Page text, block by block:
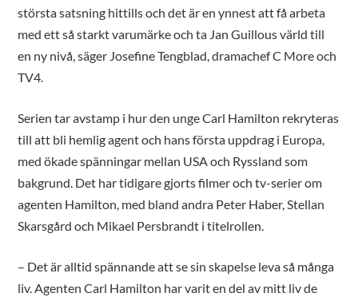
största satsning hittills och det är en ynnest att få arbeta
med ett så starkt varumärke och ta Jan Guillous värld till
en ny nivå, säger Josefine Tengblad, dramachef C More och
TV4.
Serien tar avstamp i hur den unge Carl Hamilton rekryteras
till att bli hemlig agent och hans första uppdrag i Europa,
med ökade spänningar mellan USA och Ryssland som
bakgrund. Det har tidigare gjorts filmer och tv-serier om
agenten Hamilton, med bland andra Peter Haber, Stellan
Skarsgård och Mikael Persbrandt i titelrollen.
– Det är alltid spännande att se sin skapelse leva så många
liv. Agenten Carl Hamilton har varit en del av mitt liv de